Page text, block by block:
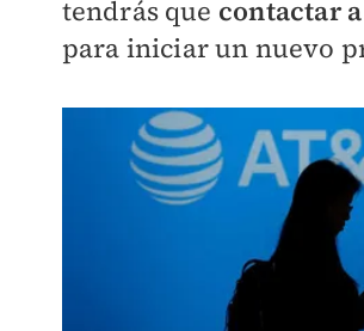
tendrás que contactar
para iniciar un nuevo